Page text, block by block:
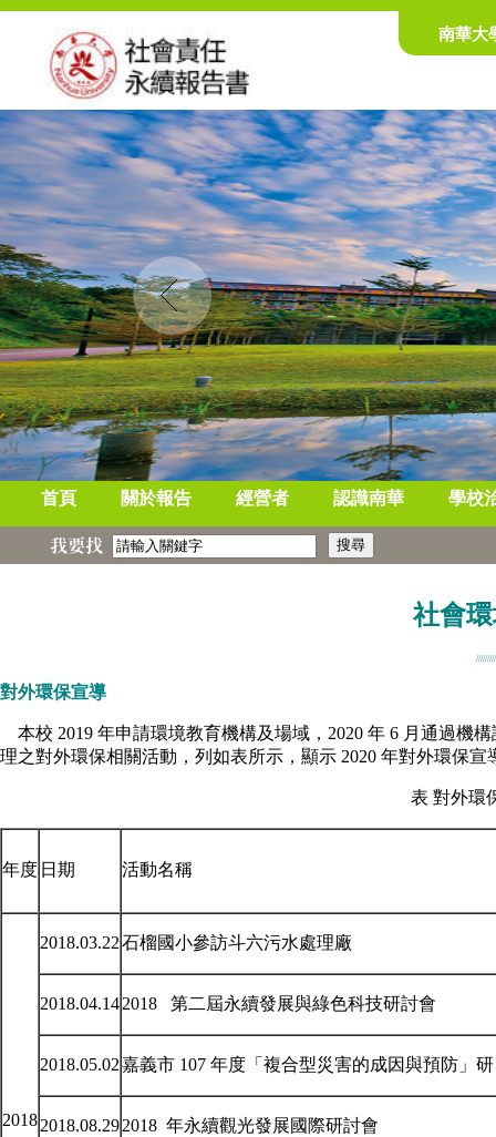
南華大
Prev
首頁 關於報告 經營者 認識南華 學校
我要找
社會
對外環保宣導
本校 2019 年申請環境教育機構及場域，2020 年 6 月通過機
理之對外環保相關活動，列如表所示，顯示 2020 年對外環保宣
表 對外環
年度 日期 活動名稱
2018
2018.03.22石榴國小參訪斗六污水處理廠
2018.04.142018 第二屆永續發展與綠色科技研討會
2018.05.02嘉義市 107 年度「複合型災害的成因與預防」
2018.08.292018 年永續觀光發展國際研討會